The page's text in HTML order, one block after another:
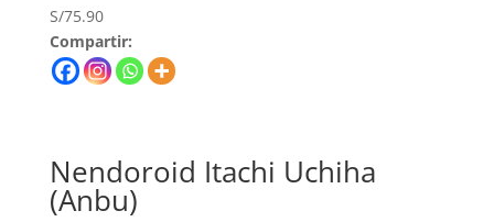
S/75.90
Compartir:
Nendoroid Itachi Uchiha
(Anbu)